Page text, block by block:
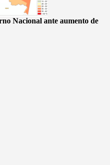
Nacional ante aumento de